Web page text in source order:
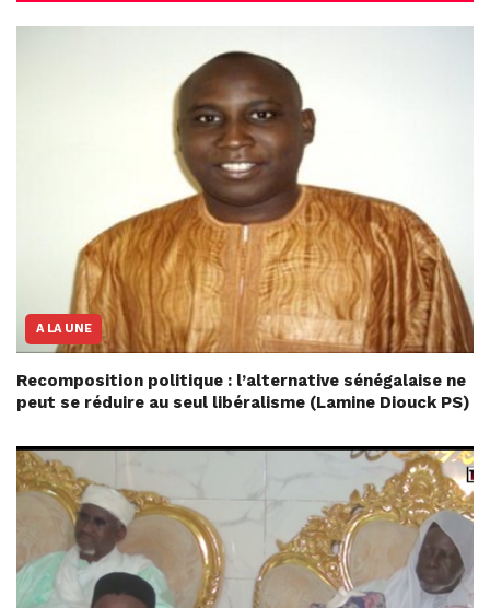
A LA UNE
Recomposition politique : l’alternative sénégalaise ne
peut se réduire au seul libéralisme (Lamine Diouck PS)